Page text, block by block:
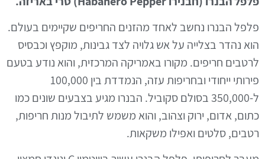
פלפל הבנרו נחשב לאחד מהזנים החריפים שקיימים בעולם.
הוא נהדר בצלייה על אש גלויה לצד גבינות, מוקפץ וכבסיס
לרטבים חריפים. מקורו באמריקה המרכזית, והוא נודע בטעם
פירותי ייחודי ובחריפות עזה, הנמדדת בין 100,000
ל-350,000 בסולם סקוביל. הבנרו מגיע בצבעים שונים כמו
כתום, אדום, ירוק וצהוב, והוא משמש לתיבול מנות חריפות,
רטבים, סלטים ואפילו משקאות.